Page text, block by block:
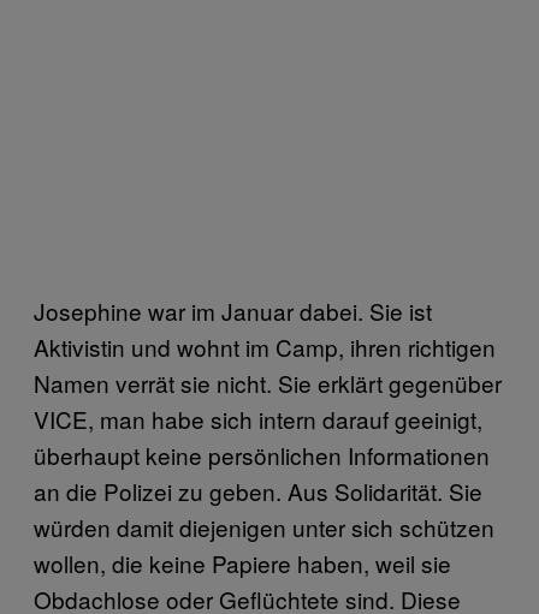
Josephine war im Januar dabei. Sie ist
Aktivistin und wohnt im Camp, ihren richtigen
Namen verrät sie nicht. Sie erklärt gegenüber
VICE, man habe sich intern darauf geeinigt,
überhaupt keine persönlichen Informationen
an die Polizei zu geben. Aus Solidarität. Sie
würden damit diejenigen unter sich schützen
wollen, die keine Papiere haben, weil sie
Obdachlose oder Geflüchtete sind. Diese